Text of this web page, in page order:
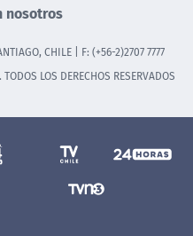
nosotros
CHILE | F: (+56-2)2707 7777
LOS DERECHOS RESERVADOS